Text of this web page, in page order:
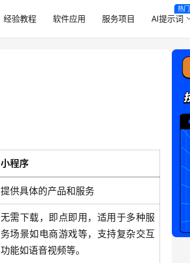
经验教程 软件应用 服务项目 AI提示词
热门
小程序
提供具体的产品和服务
无需下载，即点即用，适用于多种服
务场景如电商游戏等，支持复杂交互
功能如语音视频等。